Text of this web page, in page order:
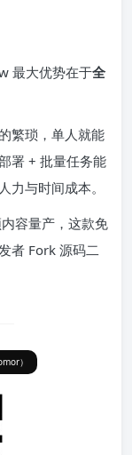
最大优势在于全
繁琐，单人就能
署 + 批量任务能
力与时间成本。
容量产，这款免
者 Fork 源码二
）